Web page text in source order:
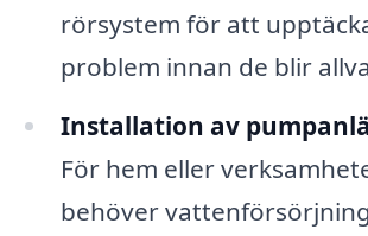
rörsystem för att
problem innan de blir
Installation av
För hem eller
behöver